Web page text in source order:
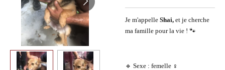
Je m'appelle Shai, et je cherche
ma famille pour la vie ! 🐾
🔹 Sexe : femelle ♀️